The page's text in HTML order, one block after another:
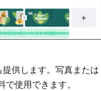
供します。写真または
使用できます。